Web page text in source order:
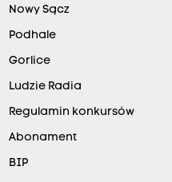
Nowy Sącz
Podhale
Gorlice
Ludzie Radia
Regulamin konkursów
Abonament
BIP